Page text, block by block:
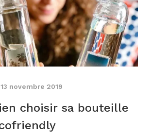
13 novembre 2019
choisir sa bouteille